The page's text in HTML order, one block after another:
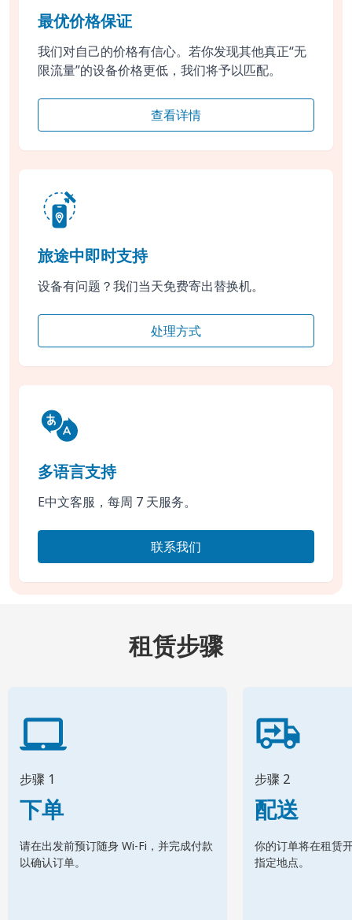
最优价格保证
我们对自己的价格有信心。若你发现其他真正“无
限流量”的设备价格更低，我们将予以匹配。
查看详情
旅途中即时支持
设备有问题？我们当天免费寄出替换机。
处理方式
多语言支持
E中文客服，每周 7 天服务。
联系我们
租赁步骤
步骤 1
下单
请在出发前预订随身 Wi-Fi，并完成付款
以确认订单。
步骤 2
配送
你的订单将在租赁
指定地点。